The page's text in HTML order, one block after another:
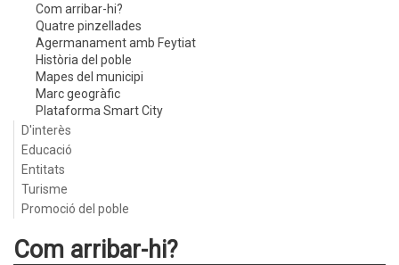
Com arribar-hi?
Quatre pinzellades
Agermanament amb Feytiat
Història del poble
Mapes del municipi
Marc geogràfic
Plataforma Smart City
D'interès
Educació
Entitats
Turisme
Promoció del poble
Com arribar-hi?